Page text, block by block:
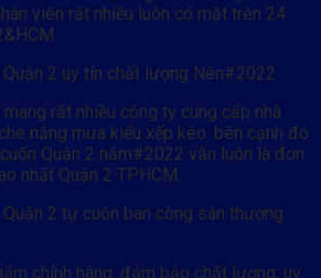
viên rất nhiều luôn có mặt trên 24
2 uy tín chất lượng Nên#2022
rất nhiều công ty cung cấp nhà
nắng mưa kiểu xếp kéo. bên cạnh đó
Quận 2 năm#2022 vẫn luôn là đơn
nhất Quận 2 TPHCM.
2 tự cuốn ban công sân thượng
chính hãng, đảm bảo chất lượng, uy